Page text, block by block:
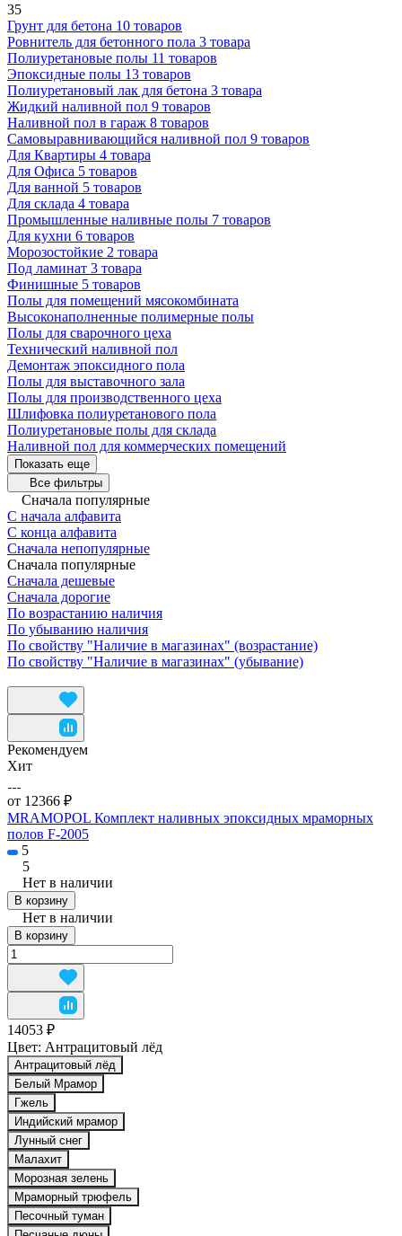
35
Грунт для бетона 10 товаров
Ровнитель для бетонного пола 3 товара
Полиуретановые полы 11 товаров
Эпоксидные полы 13 товаров
Полиуретановый лак для бетона 3 товара
Жидкий наливной пол 9 товаров
Наливной пол в гараж 8 товаров
Самовыравнивающийся наливной пол 9 товаров
Для Квартиры 4 товара
Для Офиса 5 товаров
Для ванной 5 товаров
Для склада 4 товара
Промышленные наливные полы 7 товаров
Для кухни 6 товаров
Морозостойкие 2 товара
Под ламинат 3 товара
Финишные 5 товаров
Полы для помещений мясокомбината
Высоконаполненные полимерные полы
Полы для сварочного цеха
Технический наливной пол
Демонтаж эпоксидного пола
Полы для выставочного зала
Полы для производственного цеха
Шлифовка полиуретанового пола
Полиуретановые полы для склада
Наливной пол для коммерческих помещений
Показать еще
Все фильтры
Сначала популярные
С начала алфавита
С конца алфавита
Сначала непопулярные
Сначала популярные
Сначала дешевые
Сначала дорогие
По возрастанию наличия
По убыванию наличия
По свойству "Наличие в магазинах" (возрастание)
По свойству "Наличие в магазинах" (убывание)
Рекомендуем
Хит
от 12366 ₽
MRAMOPOL Комплект наливных эпоксидных мраморных
полов F-2005
5
5
Нет в наличии
В корзину
Нет в наличии
В корзину
14053 ₽
Цвет: Антрацитовый лёд
Антрацитовый лёд
Белый Мрамор
Гжель
Индийский мрамор
Лунный снег
Малахит
Морозная зелень
Мраморный трюфель
Песочный туман